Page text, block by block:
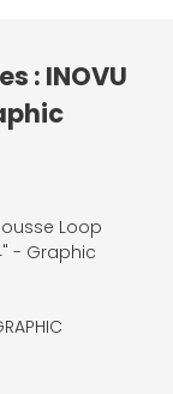
: INOVU
Loop
- Graphic